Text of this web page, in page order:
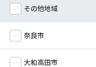
その他地域
奈良市
大和高田市